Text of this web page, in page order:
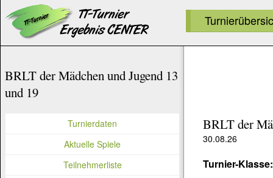
BRLT der
30.08.26
Turnier-
BRLT der Mädchen und Jugend 13
und 19
Turnierdaten
Aktuelle Spiele
Teilnehmerliste